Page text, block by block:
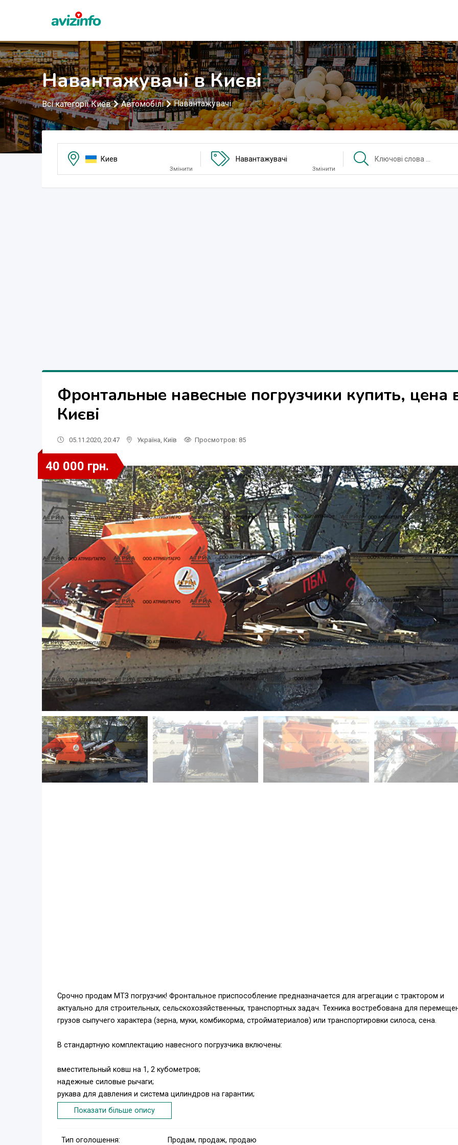
Навантажувачі в Києві
Всі категорії Киев Автомобілі Навантажувачі
Киев
Змінити
Навантажувачі
Змінити
Фронтальные навесные погрузчики купить, цена
Києві
05.11.2020, 20:47 Україна Київ Просмотров: 85
40 000 грн.
Срочно продам МТЗ погрузчик! Фронтальное приспособление предназначается для агрегации с трактором и
актуально для строительных, сельскохозяйственных, транспортных задач. Техника востребована для
грузов сыпучего характера (зерна, муки, комбикорма, стройматериалов) или транспортировки силоса, сена.
В стандартную комплектацию навесного погрузчика включены:
вместительный ковш на 1, 2 кубометров;
надежные силовые рычаги;
рукава для давления и система цилиндров на гарантии;
детали для крепежа – тройники, болты, соединители, шплинты.
Показати більше опису
Тип оголошення:
Продам, продаж, продаю